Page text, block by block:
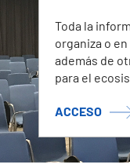
Toda la
organiza o
además de
para el
ACCESO